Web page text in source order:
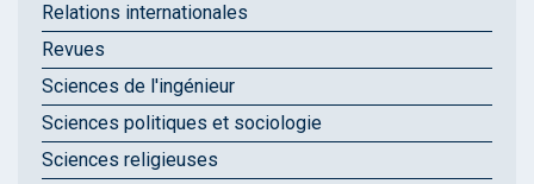
Relations internationales
Revues
Sciences de l'ingénieur
Sciences politiques et sociologie
Sciences religieuses